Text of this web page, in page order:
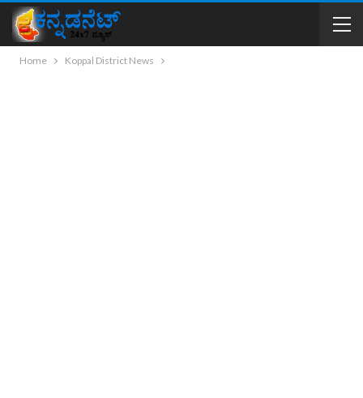
Home Koppal District News